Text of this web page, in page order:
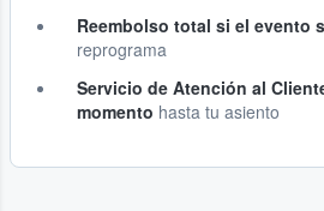
Reembolso total si el evento
reprograma
Servicio de Atención al
momento hasta tu asiento